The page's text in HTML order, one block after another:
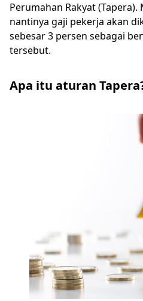
Perumahan Rakyat
nantinya gaji pekerja akan
sebesar 3 persen sebagai
tersebut.
Apa itu aturan